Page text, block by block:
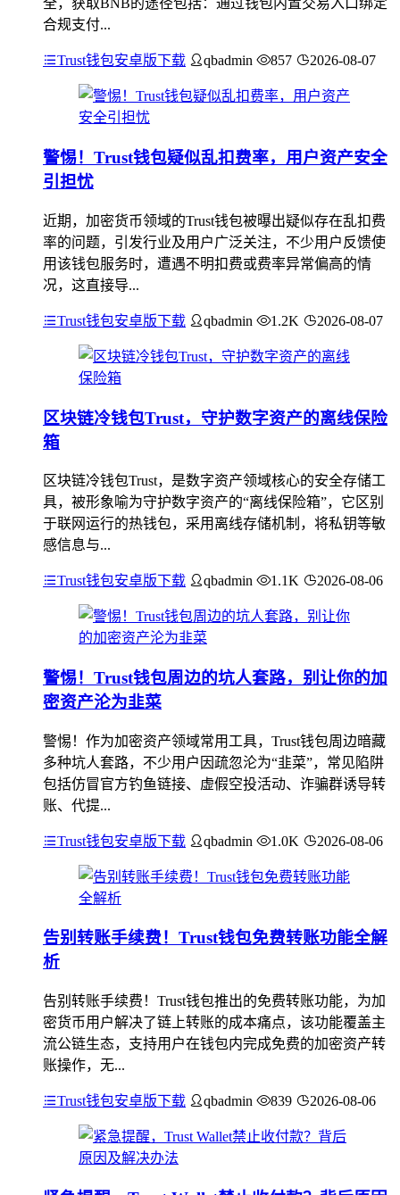
全，获取BNB的途径包括：通过钱包内置交易入口绑定
合规支付...
Trust钱包安卓版下载 qbadmin 857 2026-08-07
警惕！Trust钱包疑似乱扣费率，用户资产安全
引担忧
近期，加密货币领域的Trust钱包被曝出疑似存在乱扣费
率的问题，引发行业及用户广泛关注，不少用户反馈使
用该钱包服务时，遭遇不明扣费或费率异常偏高的情
况，这直接导...
Trust钱包安卓版下载 qbadmin 1.2K 2026-08-07
区块链冷钱包Trust，守护数字资产的离线保险
箱
区块链冷钱包Trust，是数字资产领域核心的安全存储工
具，被形象喻为守护数字资产的“离线保险箱”，它区别
于联网运行的热钱包，采用离线存储机制，将私钥等敏
感信息与...
Trust钱包安卓版下载 qbadmin 1.1K 2026-08-06
警惕！Trust钱包周边的坑人套路，别让你的加
密资产沦为韭菜
警惕！作为加密资产领域常用工具，Trust钱包周边暗藏
多种坑人套路，不少用户因疏忽沦为“韭菜”，常见陷阱
包括仿冒官方钓鱼链接、虚假空投活动、诈骗群诱导转
账、代提...
Trust钱包安卓版下载 qbadmin 1.0K 2026-08-06
告别转账手续费！Trust钱包免费转账功能全解
析
告别转账手续费！Trust钱包推出的免费转账功能，为加
密货币用户解决了链上转账的成本痛点，该功能覆盖主
流公链生态，支持用户在钱包内完成免费的加密资产转
账操作，无...
Trust钱包安卓版下载 qbadmin 839 2026-08-06